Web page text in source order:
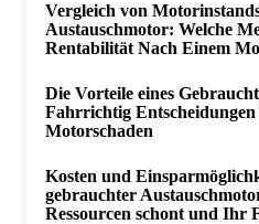
Vergleich von
Austauschmotor: Welche
Rentabilität Nach Einem
Die Vorteile eines
Fahrrichtig
Motorschaden
Kosten und
gebrauchter
Ressourcen schont und Ihr